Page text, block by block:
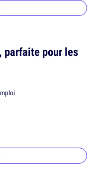
parfaite pour les